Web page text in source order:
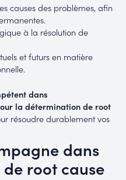
causes des problèmes, afin
à la résolution de
et futurs en matière
dans
la détermination de root
résoudre durablement vos
dans
root cause